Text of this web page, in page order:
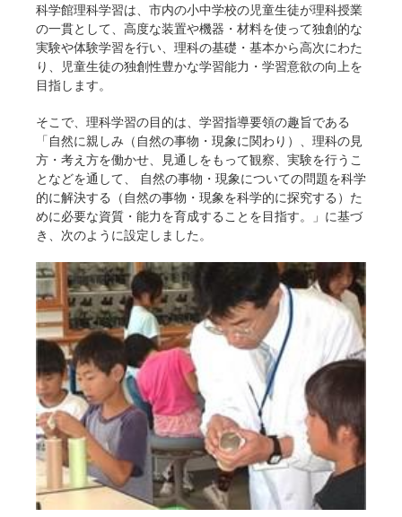
科学館理科学習は、市内の小中学校の児童生徒が理科授業
の一貫として、高度な装置や機器・材料を使って独創的な
実験や体験学習を行い、理科の基礎・基本から高次にわた
り、児童生徒の独創性豊かな学習能力・学習意欲の向上を
目指します。
そこで、理科学習の目的は、学習指導要領の趣旨である
「自然に親しみ（自然の事物・現象に関わり）、理科の見
方・考え方を働かせ、見通しをもって観察、実験を行うこ
となどを通して、 自然の事物・現象についての問題を科学
的に解決する（自然の事物・現象を科学的に探究する）た
めに必要な資質・能力を育成することを目指す。」に基づ
き、次のように設定しました。